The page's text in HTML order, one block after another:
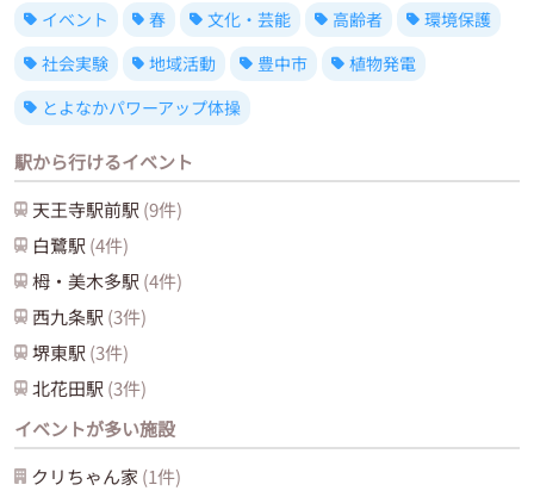
イベント 春 文化・芸能 高齢者
環境保護
社会実験
地域活動 豊中市
植物発電
とよなかパワーアップ体操
駅から行けるイベント
天王寺駅前駅 (9件)
白鷺駅 (4件)
栂・美木多駅 (4件)
西九条駅 (3件)
堺東駅 (3件)
北花田駅 (3件)
イベントが多い施設
クリちゃん家 (1件)